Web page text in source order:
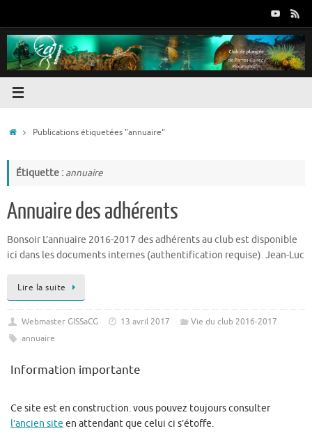
contenu
AccueilPublications étiquetées "annuaire"
Étiquette : annuaire
Annuaire des adhérents
Bonsoir L’annuaire 2016-2017 des adhérents au club est disponible
ici dans les documents internes (authentification requise). Jean-Luc
Lire la suite
Webmaster GISSaCG 13 avril 2017
Vie du club 2016-2017
annuaire
Information importante
Ce site est en construction. vous pouvez toujours consulter
l’ancien site en attendant que celui ci s’étoffe.